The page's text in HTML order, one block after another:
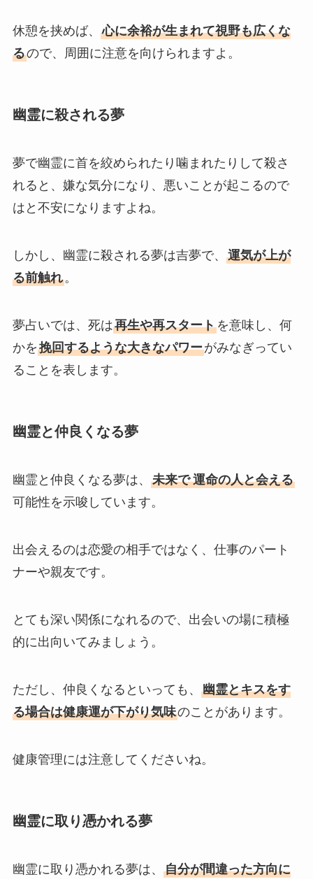
休憩を挟めば、 心に余裕が生まれて視野も広くな
るので、周囲に注意を向けられますよ。
幽霊に殺される夢
夢で幽霊に首を絞められたり噛まれたりして殺さ
れると、嫌な気分になり、悪いことが起こるので
はと不安になりますよね。
しかし、幽霊に殺される夢は吉夢で、 運気が上が
る前触れ。
夢占いでは、死は再生や再スタートを意味し、何
かを挽回するような大きなパワーがみなぎってい
ることを表します。
幽霊と仲良くなる夢
幽霊と仲良くなる夢は、 未来で 運命の人と会える
可能性を示唆しています。
出会えるのは恋愛の相手ではなく、仕事のパート
ナーや親友です。
とても深い関係になれるので、出会いの場に積極
的に出向いてみましょう。
ただし、仲良くなるといっても、 幽霊とキスをす
る場合は健康運が下がり気味のことがあります。
健康管理には注意してくださいね。
幽霊に取り憑かれる夢
幽霊に取り憑かれる夢は、 自分が間違った方向に